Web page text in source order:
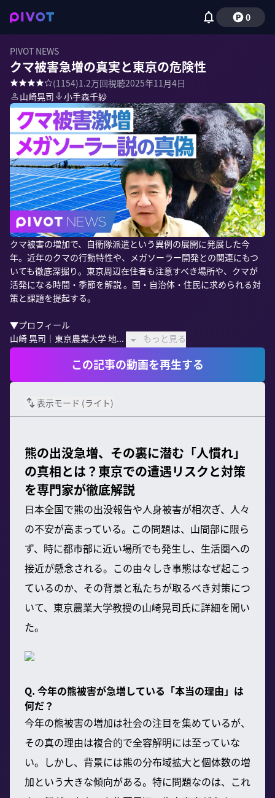
0
PIVOT NEWS
クマ被害急増の真実と東京の危険性
(1154)1.2万回視聴2025年11月4日
山崎晃司
小手森千紗
クマ被害の増加で、自衛隊派遣という異例の展開に発展した今
年。近年のクマの行動特性や、メガソーラー開発との関連にもつ
いても徹底深掘り。東京周辺在住者も注意すべき場所や、クマが
活発になる時間・季節を解説 。国・自治体・住民に求められる対
策と課題を提起する。
▼プロフィール
山崎 晃司｜東京農業大学 地...
もっと見る
この記事の動画を再生する
表示モード (ライト)
熊の出没急増、その裏に潜む「人慣れ」
の真相とは？東京での遭遇リスクと対策
を専門家が徹底解説
日本全国で熊の出没報告や人身被害が相次ぎ、人々
の不安が高まっている。この問題は、山間部に限ら
ず、時に都市部に近い場所でも発生し、生活圏への
接近が懸念される。この由々しき事態はなぜ起こっ
ているのか、その背景と私たちが取るべき対策につ
いて、東京農業大学教授の山崎晃司氏に詳細を聞い
た。
Q. 今年の熊被害が急増している「本当の理由」は
何だ？
今年の熊被害の増加は社会の注目を集めているが、
その真の理由は複合的で全容解明には至っていな
い。しかし、背景には熊の分布域拡大と個体数の増
加という大きな傾向がある。特に問題なのは、これ